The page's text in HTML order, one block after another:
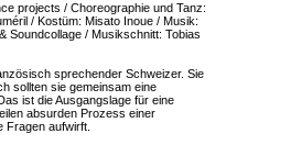
projects / Choreographie und Tanz:
/ Kostüm: Misato Inoue / Musik:
Soundcollage / Musikschnitt: Tobias
sprechender Schweizer. Sie
sollten sie gemeinsam eine
ist die Ausgangslage für eine
absurden Prozess einer
Fragen aufwirft.